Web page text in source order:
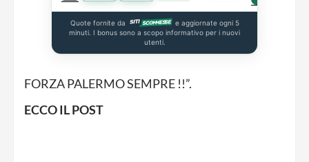
Quote fornite da
e aggiornate ogni 5
minuti. I bonus sono a scopo informativo per i nuovi
utenti.
FORZA PALERMO SEMPRE !!”.
ECCO IL POST